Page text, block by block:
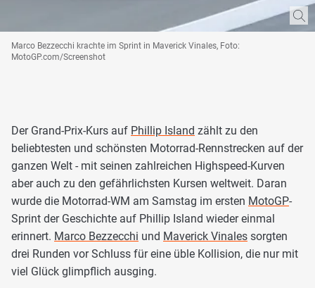
Marco Bezzecchi krachte im Sprint in Maverick Vinales, Foto:
MotoGP.com/Screenshot
Der Grand-Prix-Kurs auf Phillip Island zählt zu den
beliebtesten und schönsten Motorrad-Rennstrecken auf der
ganzen Welt - mit seinen zahlreichen Highspeed-Kurven
aber auch zu den gefährlichsten Kursen weltweit. Daran
wurde die Motorrad-WM am Samstag im ersten MotoGP-
Sprint der Geschichte auf Phillip Island wieder einmal
erinnert. Marco Bezzecchi und Maverick Vinales sorgten
drei Runden vor Schluss für eine üble Kollision, die nur mit
viel Glück glimpflich ausging.